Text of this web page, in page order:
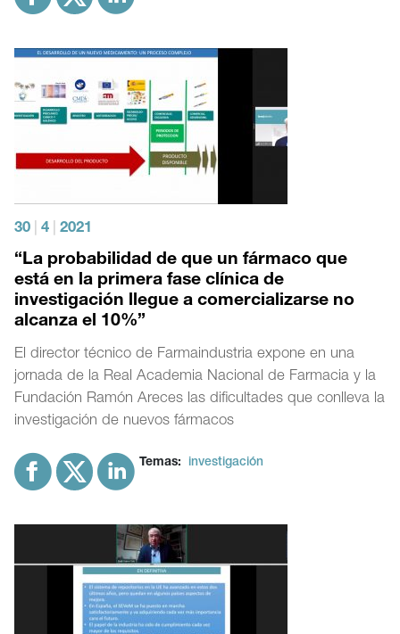
30 4 2021
“La probabilidad de que un fármaco que
está en la primera fase clínica de
investigación llegue a comercializarse no
alcanza el 10%”
El director técnico de Farmaindustria expone en una
jornada de la Real Academia Nacional de Farmacia y la
Fundación Ramón Areces las dificultades que conlleva la
investigación de nuevos fármacos
Temas: investigación